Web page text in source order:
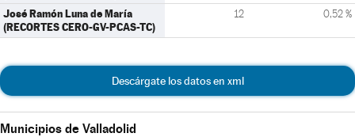
José Ramón Luna de María
(RECORTES CERO-GV-PCAS-TC)
12 0,52 %
Descárgate los datos en xml
Municipios de Valladolid